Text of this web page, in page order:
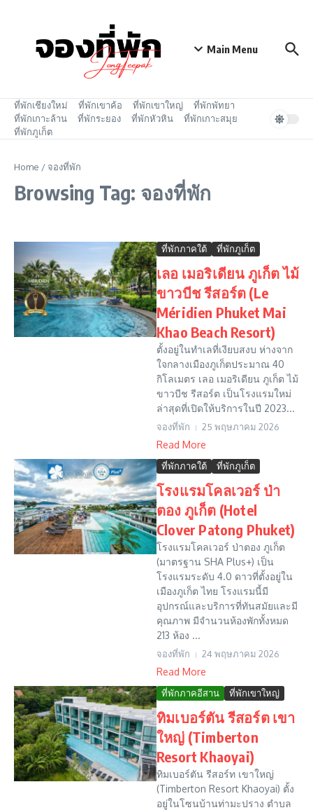
Main Menu
ที่พักเชียงใหม่ ที่พักเขาค้อ ที่พักเขาใหญ่
ที่พักพัทยา
ที่พักเกาะล้าน
ที่พักระยอง ที่พักหัวหิน
ที่พักเกาะสมุย
ที่พักภูเก็ต
Home / จองที่พัก
Browsing Tag: จองที่พัก
ที่พักภาคใต้ ที่พักภูเก็ต
เลอ เมอริเดียน ภูเก็ต ไม้
ขาวบีช รีสอร์ต (Le
Méridien Phuket Mai
Khao Beach Resort)
ตั้งอยู่ในทำเลที่เงียบสงบ ห่างจาก
ใจกลางเมืองภูเก็ตประมาณ 40
กิโลเมตร เลอ เมอริเดียน ภูเก็ต ไม้
ขาวบีช รีสอร์ต เป็นโรงแรมใหม่
ล่าสุดที่เปิดให้บริการในปี 2023...
จองที่พัก 25 พฤษภาคม 2026
Read More
ที่พักภาคใต้ ที่พักภูเก็ต
โรงแรมโคลเวอร์ ป่า
ตอง ภูเก็ต (Hotel
Clover Patong Phuket)
โรงแรมโคลเวอร์ ป่าตอง ภูเก็ต
(มาตรฐาน SHA Plus+) เป็น
โรงแรมระดับ 4.0 ดาวที่ตั้งอยู่ใน
เมืองภูเก็ต ไทย โรงแรมนี้มี
อุปกรณ์และบริการที่ทันสมัยและมี
คุณภาพ มีจำนวนห้องพักทั้งหมด
213 ห้อง ...
จองที่พัก 24 พฤษภาคม 2026
Read More
ที่พักภาคอีสาน ที่พักเขาใหญ่
ทิมเบอร์ตัน รีสอร์ต เขา
ใหญ่ (Timberton
Resort Khaoyai)
ทิมเบอร์ตัน รีสอร์ท เขาใหญ่
(Timberton Resort Khaoyai) ตั้ง
อยู่ในโซนบ้านท่ามะปราง ตำบล